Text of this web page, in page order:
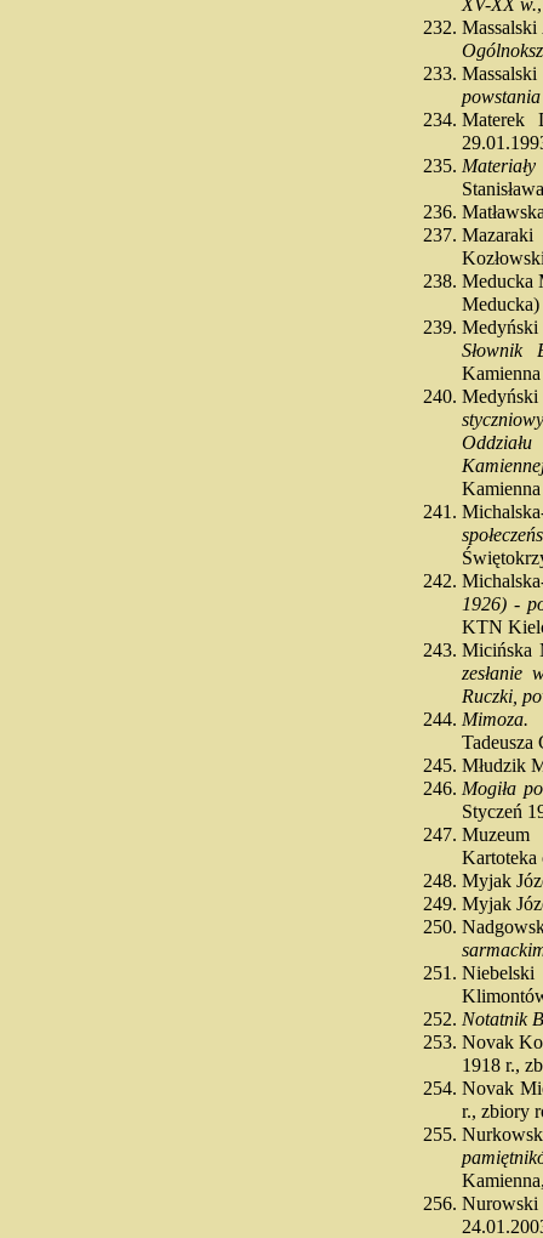
XV-XX w.
Materek
Meducka
Słownik
1926) -
KTN
Micińska
zesłanie
Ruczki,
Mimoza.
Młudzik
Mogiła
Styczeń
Muzeum
Kartoteka
Myjak
Myjak
Notatnik
Novak
1918 r.,
Novak
r., zbiory